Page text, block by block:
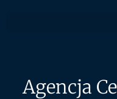
Agencja